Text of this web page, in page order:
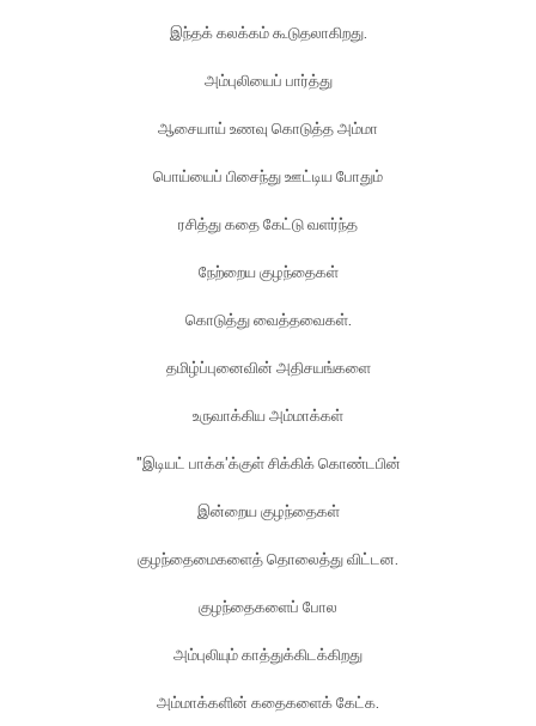
இந்தக் கலக்கம் கூடுதலாகிறது.
அம்புலியைப் பார்த்து
ஆசையாய் உணவு கொடுத்த அம்மா
பொய்யைப் பிசைந்து ஊட்டிய போதும்
ரசித்து கதை கேட்டு வளர்ந்த
நேற்றைய குழந்தைகள்
கொடுத்து வைத்தவைகள்.
தமிழ்ப்புனைவின் அதிசயங்களை
உருவாக்கிய அம்மாக்கள்
"இடியட் பாக்சு'க்குள் சிக்கிக் கொண்டபின்
இன்றைய குழந்தைகள்
குழந்தைமைகளைத் தொலைத்து விட்டன.
குழந்தைகளைப் போல
அம்புலியும் காத்துக்கிடக்கிறது
அம்மாக்களின் கதைகளைக் கேட்க.